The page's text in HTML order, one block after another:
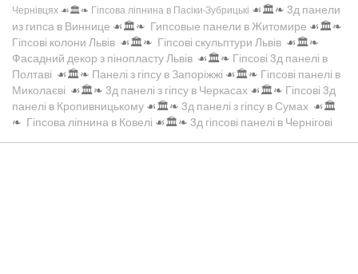
Чернівцях ☙🏛️❧ Гіпсова ліпнина в Пасіки-Зубрицькі ☙🏛️❧ 3д панели
из гипса в Виннице ☙🏛️❧ Гипсовые панели в Житомире ☙🏛️❧
Гіпсові колони Львів ☙🏛️❧ Гіпсові скульптури Львів ☙🏛️❧
Фасадний декор з пінопласту Львів ☙🏛️❧ Гіпсові 3д панелі в
Полтаві ☙🏛️❧ Панелі з гіпсу в Запоріжжі ☙🏛️❧ Гіпсові панелі в
Миколаєві ☙🏛️❧ 3д панелі з гіпсу в Черкасах ☙🏛️❧ Гіпсові 3д
панелі в Кропивницькому ☙🏛️❧ 3д панелі з гіпсу в Сумах ☙🏛️
❧ Гіпсова ліпнина в Ковелі ☙🏛️❧ 3д гіпсові панелі в Чернігові